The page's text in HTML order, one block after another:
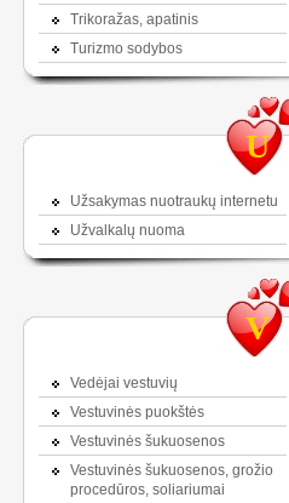
Trikoražas, apatinis
Turizmo sodybos
U
Užsakymas nuotraukų internetu
Užvalkalų nuoma
V
Vedėjai vestuvių
Vestuvinės puokštės
Vestuvinės šukuosenos
Vestuvinės šukuosenos, grožio
procedūros, soliariumai